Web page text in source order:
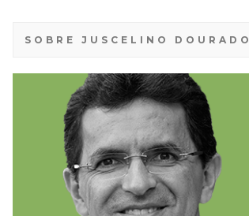
SOBRE JUSCELINO DOURADO